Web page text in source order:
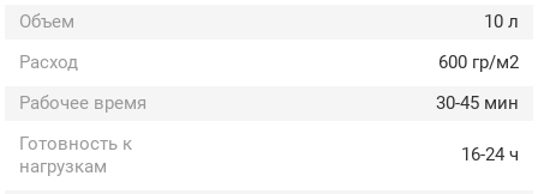
Объем
10 л
Расход
600 гр/м2
Рабочее время
30-45 мин
Готовность к
нагрузкам
16-24 ч